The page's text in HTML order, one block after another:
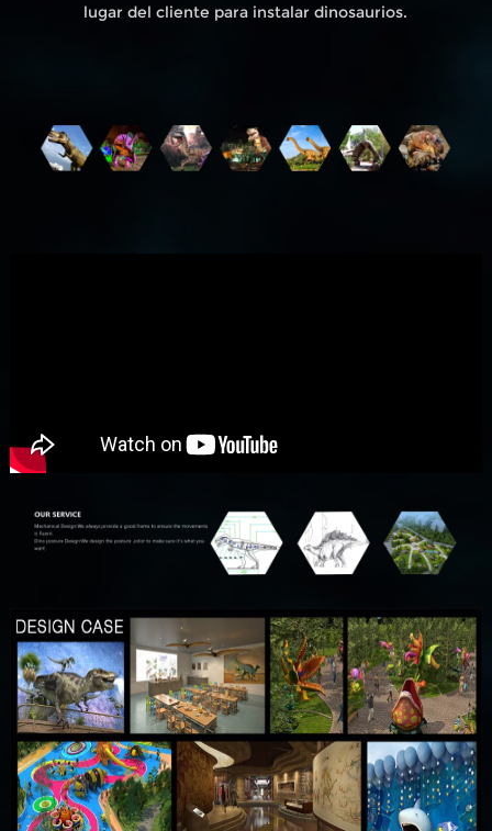
lugar del cliente para instalar dinosaurios.